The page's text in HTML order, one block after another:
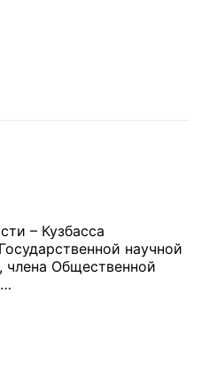
– Кузбасса
научной
члена Общественной